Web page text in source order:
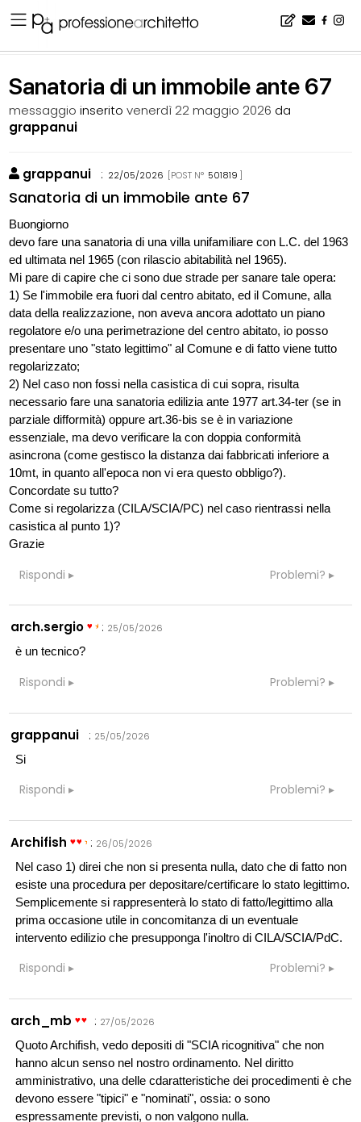
Sanatoria di un immobile ante 67
messaggio inseritovenerdì 22 maggio 2026 da
grappanui
grappanui : 22/05/2026 [POST N° 501819 ]
Sanatoria di un immobile ante 67
Buongiorno
devo fare una sanatoria di una villa unifamiliare con L.C. del 1963
ed ultimata nel 1965 (con rilascio abitabilità nel 1965).
Mi pare di capire che ci sono due strade per sanare tale opera:
1) Se l'immobile era fuori dal centro abitato, ed il Comune, alla
data della realizzazione, non aveva ancora adottato un piano
regolatore e/o una perimetrazione del centro abitato, io posso
presentare uno "stato legittimo" al Comune e di fatto viene tutto
regolarizzato;
2) Nel caso non fossi nella casistica di cui sopra, risulta
necessario fare una sanatoria edilizia ante 1977 art.34-ter (se in
parziale difformità) oppure art.36-bis se è in variazione
essenziale, ma devo verificare la con doppia conformità
asincrona (come gestisco la distanza dai fabbricati inferiore a
10mt, in quanto all'epoca non vi era questo obbligo?).
Concordate su tutto?
Come si regolarizza (CILA/SCIA/PC) nel caso rientrassi nella
casistica al punto 1)?
Grazie
Rispondi Problemi?
arch.sergio : 25/05/2026
è un tecnico?
Rispondi Problemi?
grappanui : 25/05/2026
Si
Rispondi Problemi?
Archifish : 26/05/2026
Nel caso 1) direi che non si presenta nulla, dato che di fatto non
esiste una procedura per depositare/certificare lo stato legittimo.
Semplicemente si rappresenterà lo stato di fatto/legittimo alla
prima occasione utile in concomitanza di un eventuale
intervento edilizio che presupponga l'inoltro di CILA/SCIA/PdC.
Rispondi Problemi?
arch_mb : 27/05/2026
Quoto Archifish, vedo depositi di "SCIA ricognitiva" che non
hanno alcun senso nel nostro ordinamento. Nel diritto
amministrativo, una delle cdaratteristiche dei procedimenti è che
devono essere "tipici" e "nominati", ossia: o sono
espressamente previsti, o non valgono nulla.